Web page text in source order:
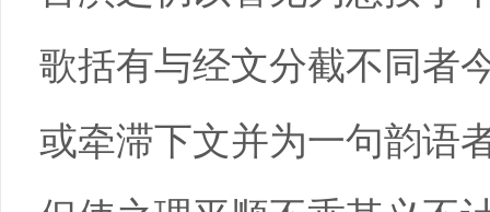
歌括有与经文分截不同者
或牵滞下文并为一句韵语